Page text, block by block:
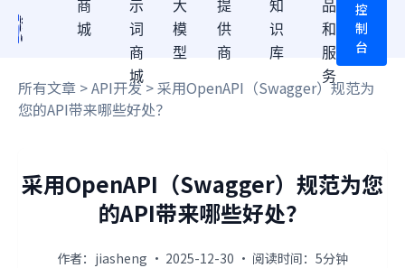
商
城
示
词
商
城
大
模
型
提
供
商
知
识
库
品
和
服
务
控
制
台
所有文章 >API开发> 采用OpenAPI（Swagger）规范为
您的API带来哪些好处？
采用OpenAPI（Swagger）规范为您
的API带来哪些好处？
作者：jiasheng · 2025-12-30 · 阅读时间：5分钟